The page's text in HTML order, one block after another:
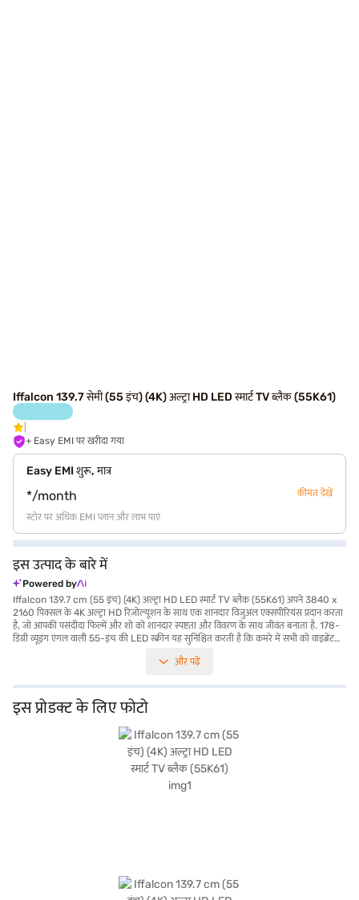
Iffalcon 139.7 सेमी (55 इंच) (4K) अल्ट्रा HD LED स्मार्ट TV ब्लैक (55K61)
+ Easy EMI पर खरीदा गया
Easy EMI शुरू, मात्र
*/month कीमत देखें
स्टोर पर अधिक EMI प्लान और लाभ पाएं
इस उत्पाद के बारे में
Powered by
Iffalcon 139.7 cm (55 इंच) (4K) अल्ट्रा HD LED स्मार्ट TV ब्लैक (55K61) अपने 3840 x
2160 पिक्सल के 4K अल्ट्रा HD रिज़ोल्यूशन के साथ एक शानदार विजुअल एक्सपीरियंस प्रदान करता
है, जो आपकी पसंदीदा फिल्में और शो को शानदार स्पष्टता और विवरण के साथ जीवंत बनाता है. 178-
डिग्री व्यूइंग एंगल वाली 55-इंच की LED स्क्रीन यह सुनिश्चित करती है कि कमरे में सभी को वाइब्रेंट
माध्यम से ऐप और स्ट्रीमिंग सेवाओं की विस्तृत रेंज तक एक्सेस प्रदान करता है. 24W डॉल्बी डिजिटल
पोर्ट के साथ, आप आसानी से अपने गेमिंग कंसोल, ब्लू-रे प्लेयर्स और अन्य डिवाइस को कनेक्ट कर
सकते हैं. TV की 60Hz रिफ्रेश रेट फास्ट-पेस वाले दृश्यों के दौरान स्मूथ मोशन सुनिश्चित करती है,
जिससे आपका मनोरंजन बढ़ता है. इसका A+ ग्रेड पैनल बेहतर पिक्चर क्वॉलिटी और टिकाऊपन की
गारंटी देता है, जबकि Mali470x3 ग्राफिक प्रोसेसर निर्बाध परफॉर्मेंस प्रदान करता है. यह Iffalcon
55-इंच 4K अल्ट्रा HD LED स्मार्ट TV उन लोगों के लिए परफेक्ट है जो हाई-क्वॉलिटी व्यूइंग
एक्सपीरियंस चाहते हैं. केवल 0.5 W की स्टैंडबाय खपत के साथ बिजली की खपत 105 W है.
Iffalcon TV 1 वर्ष की निर्माता वारंटी के साथ आता है. खरीदारी करने के लिए बजाज फाइनेंस पर
विकल्पों के बारे में जानें या पार्टनर स्टोर पर जाएं और Easy EMIs का लाभ उठाएं.
और पढ़ें
इस प्रोडक्ट के लिए फोटो